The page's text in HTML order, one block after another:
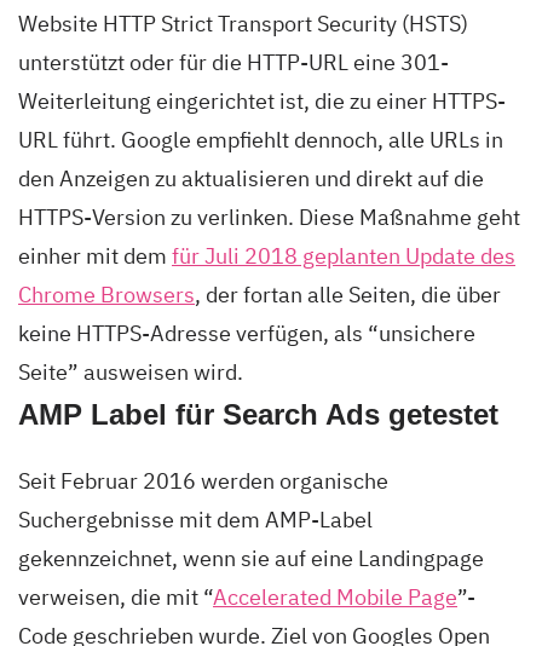
Website HTTP Strict Transport Security (HSTS)
unterstützt oder für die HTTP-URL eine 301-
Weiterleitung eingerichtet ist, die zu einer HTTPS-
URL führt. Google empfiehlt dennoch, alle URLs in
den Anzeigen zu aktualisieren und direkt auf die
HTTPS-Version zu verlinken. Diese Maßnahme geht
einher mit dem für Juli 2018 geplanten Update des
Chrome Browsers, der fortan alle Seiten, die über
keine HTTPS-Adresse verfügen, als “unsichere
Seite” ausweisen wird.
AMP Label für Search Ads getestet
Seit Februar 2016 werden organische
Suchergebnisse mit dem AMP-Label
gekennzeichnet, wenn sie auf eine Landingpage
verweisen, die mit “Accelerated Mobile Page”-
Code geschrieben wurde. Ziel von Googles Open